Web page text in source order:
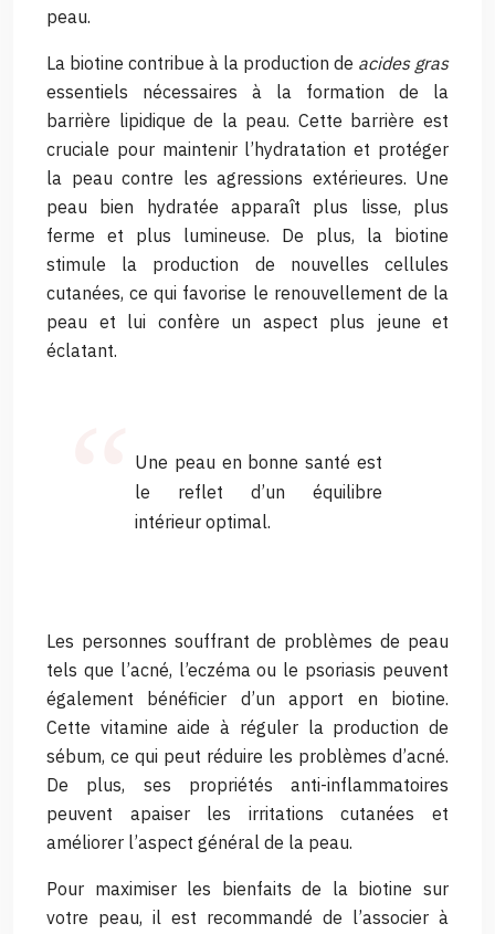
peau.
La biotine contribue à la production de acides gras
essentiels nécessaires à la formation de la
barrière lipidique de la peau. Cette barrière est
cruciale pour maintenir l’hydratation et protéger
la peau contre les agressions extérieures. Une
peau bien hydratée apparaît plus lisse, plus
ferme et plus lumineuse. De plus, la biotine
stimule la production de nouvelles cellules
cutanées, ce qui favorise le renouvellement de la
peau et lui confère un aspect plus jeune et
éclatant.
Une peau en bonne santé est
le reflet d’un équilibre
intérieur optimal.
Les personnes souffrant de problèmes de peau
tels que l’acné, l’eczéma ou le psoriasis peuvent
également bénéficier d’un apport en biotine.
Cette vitamine aide à réguler la production de
sébum, ce qui peut réduire les problèmes d’acné.
De plus, ses propriétés anti-inflammatoires
peuvent apaiser les irritations cutanées et
améliorer l’aspect général de la peau.
Pour maximiser les bienfaits de la biotine sur
votre peau, il est recommandé de l’associer à